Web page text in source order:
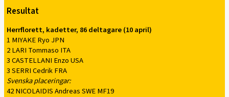
Resultat
Herrflorett, kadetter, 86 deltagare (10 april)
1 MIYAKE Ryo JPN
2 LARI Tommaso ITA
3 CASTELLANI Enzo USA
3 SERRI Cedrik FRA
Svenska placeringar:
42 NICOLAIDIS Andreas SWE MF19